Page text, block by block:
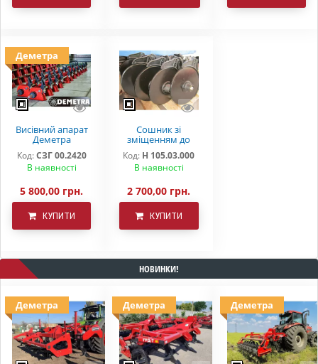
Деметра
Висівний апарат
Деметра
СЗ-3.6(5,4)
дрібнонасіннєвий
Код:СЗГ 00.2420
В наявності
5 800,00 грн.
КУПИТИ
Сошник зі
зміщенням до
сівалки СЗ 5,4
(3,6) борована
сталь дворядний
Код: Н 105.03.000
В наявності
2 700,00 грн.
КУПИТИ
НОВИНКИ!
Деметра Деметра Деметра